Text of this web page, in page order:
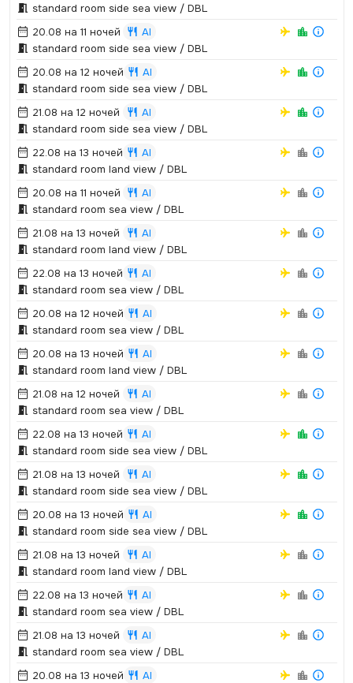
standard room side sea view / DBL
20.08 на 11 ночей
AI
standard room side sea view / DBL
20.08 на 12 ночей
AI
standard room side sea view / DBL
21.08 на 12 ночей
AI
standard room side sea view / DBL
22.08 на 13 ночей
AI
standard room land view / DBL
20.08 на 11 ночей
AI
standard room sea view / DBL
21.08 на 13 ночей
AI
standard room land view / DBL
22.08 на 13 ночей
AI
standard room sea view / DBL
20.08 на 12 ночей
AI
standard room sea view / DBL
20.08 на 13 ночей
AI
standard room land view / DBL
21.08 на 12 ночей
AI
standard room sea view / DBL
22.08 на 13 ночей
AI
standard room side sea view / DBL
21.08 на 13 ночей
AI
standard room side sea view / DBL
20.08 на 13 ночей
AI
standard room side sea view / DBL
21.08 на 13 ночей
AI
standard room land view / DBL
22.08 на 13 ночей
AI
standard room sea view / DBL
21.08 на 13 ночей
AI
standard room sea view / DBL
20.08 на 13 ночей
AI